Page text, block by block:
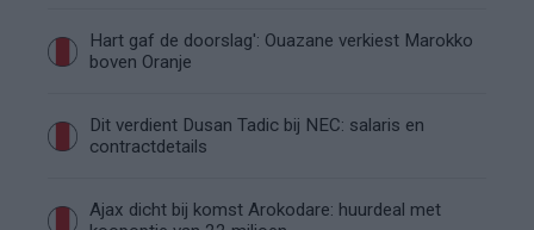
Hart gaf de doorslag': Ouazane verkiest Marokko
boven Oranje
Dit verdient Dusan Tadic bij NEC: salaris en
contractdetails
Ajax dicht bij komst Arokodare: huurdeal met